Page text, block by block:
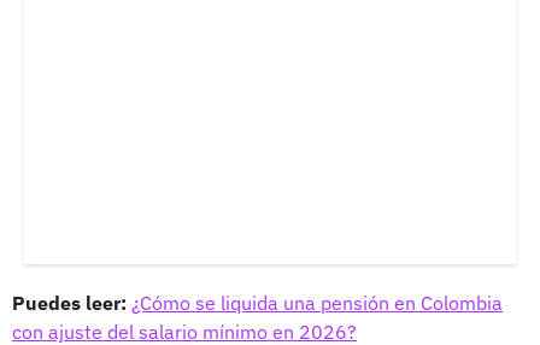
Puedes leer: ¿Cómo se liquida una pensión en Colombia
con ajuste del salario mínimo en 2026?